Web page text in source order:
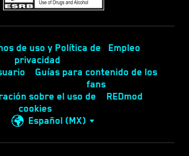
de uso y Política de
privacidad
Empleo
Guías para contenido de los
fans
sobre el uso de
cookies
REDmod
Español (MX)